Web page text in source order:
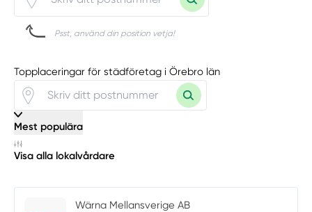
Psst, använd din position vetja!
Topplaceringar för städföretag i Örebro län
Mest populära
Visa alla lokalvårdare
Wärna Mellansverige AB